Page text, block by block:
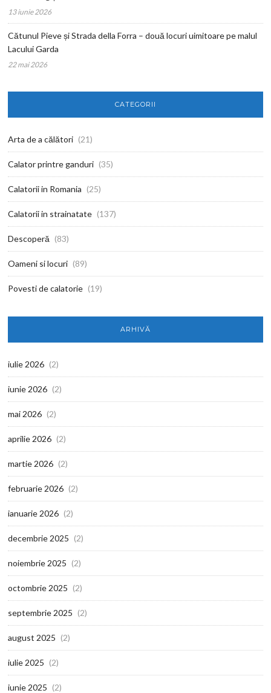
13 iunie 2026
Cătunul Pieve și Strada della Forra – două locuri uimitoare pe malul
Lacului Garda
22 mai 2026
CATEGORII
Arta de a călători (21)
Calator printre ganduri (35)
Calatorii in Romania (25)
Calatorii in strainatate (137)
Descoperă (83)
Oameni si locuri (89)
Povesti de calatorie (19)
ARHIVĂ
iulie 2026 (2)
iunie 2026 (2)
mai 2026 (2)
aprilie 2026 (2)
martie 2026 (2)
februarie 2026 (2)
ianuarie 2026 (2)
decembrie 2025 (2)
noiembrie 2025 (2)
octombrie 2025 (2)
septembrie 2025 (2)
august 2025 (2)
iulie 2025 (2)
iunie 2025 (2)